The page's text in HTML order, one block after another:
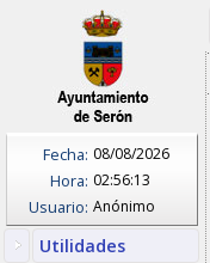
Fecha: 08/08/2026
Hora: 02:56:13
Usuario: Anónimo
Utilidades